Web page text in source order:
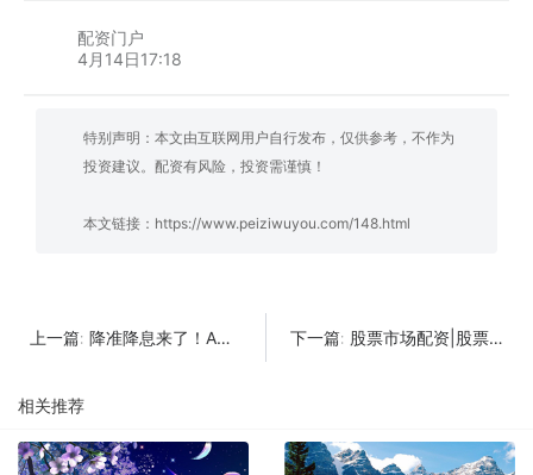
配资门户
4月14日17:18
特别声明：本文由互联网用户自行发布，仅供参考，不作为
投资建议。配资有风险，投资需谨慎！
本文链接： https://www.peiziwuyou.com/148.html
上一篇: 降准降息来了！A股大跌会反转吗 下一篇: 股票市场配资|股票资金流入是什么意思？资金流入怎么判断？
相关推荐